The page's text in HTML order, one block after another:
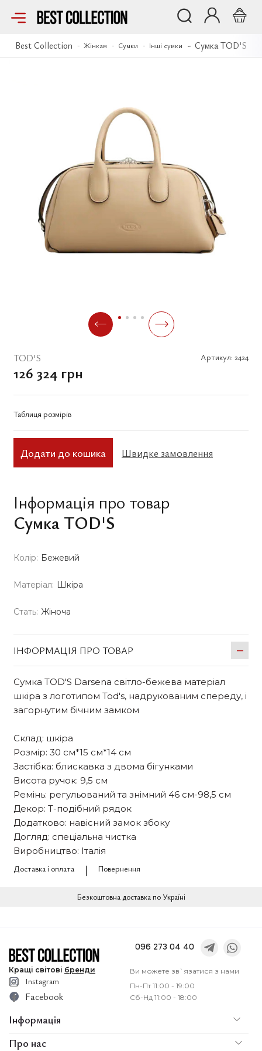
Best Collection Жінкам Сумки Інші сумки Сумка TOD'S
Сумка TOD'S
TOD'S Артикул: 2424
126 324 грн
Таблиця розмірів
Додати до кошика Швидке замовлення
Інформація про товар
Сумка TOD'S
Колір: Бежевий
Матеріал: Шкіра
Стать: Жіноча
ІНФОРМАЦІЯ ПРО ТОВАР
Сумка TOD'S Darsena світло-бежева матеріал
шкіра з логотипом Tod's, надрукованим спереду, і
загорнутим бічним замком
Склад: шкіра
Розмір: 30 см*15 см*14 см
Застібка: блискавка з двома бігунками
Висота ручок: 9,5 см
Ремінь: регульований та знімний 46 см-98,5 см
Декор: Т-подібний рядок
Додатково: навісний замок збоку
Догляд: спеціальна чистка
Виробництво: Італія
Доставка і оплата
Повернення
Безкоштовна доставка по Україні
Кращі світові бренди
096 273 04 40
Ви можете зв`язатися з нами
Пн-Пт 11:00 - 19:00
Сб-Нд 11:00 - 18:00
Про нас
Інформація
Instagram
Facebook